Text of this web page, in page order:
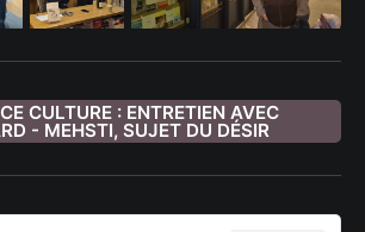
CULTURE : ENTRETIEN AVEC
- MEHSTI, SUJET DU DÉSIR